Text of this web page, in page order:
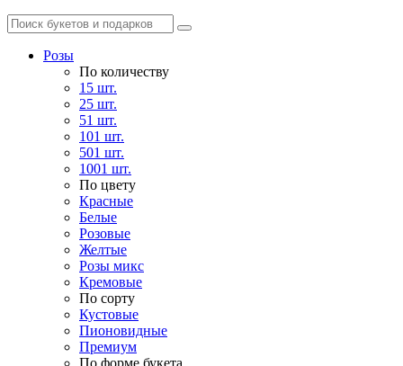
Розы
По количеству
15 шт.
25 шт.
51 шт.
101 шт.
501 шт.
1001 шт.
По цвету
Красные
Белые
Розовые
Желтые
Розы микс
Кремовые
По сорту
Кустовые
Пионовидные
Премиум
По форме букета